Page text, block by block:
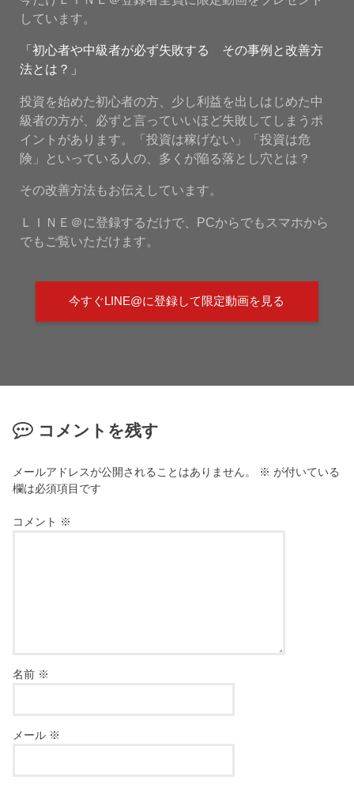
しています。
「初心者や中級者が必ず失敗する その事例と改善方
法とは？」
投資を始めた初心者の方、少し利益を出しはじめた中
級者の方が、必ずと言っていいほど失敗してしまうポ
イントがあります。「投資は稼げない」「投資は危
険」といっている人の、多くが陥る落とし穴とは？
その改善方法もお伝えしています。
ＬＩＮＥ＠に登録するだけで、PCからでもスマホから
でもご覧いただけます。
今すぐLINE@に登録して限定動画を見る
コメントを残す
メールアドレスが公開されることはありません。 ※ が付いている
欄は必須項目です
コメント ※
名前 ※
メール ※